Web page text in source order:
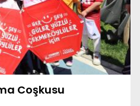
Coşkusu